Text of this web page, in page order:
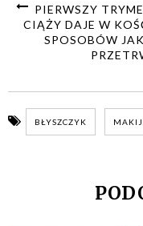
PIERWSZY
CIĄŻY DAJE W
SPOSOBÓW
BŁYSZCZYK